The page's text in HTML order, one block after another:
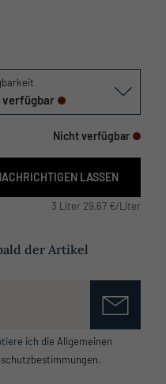
verfügbar
Nicht verfügbar
LASSEN
3 Liter 29,67 €/Liter
der Artikel
ich die Allgemeinen
.